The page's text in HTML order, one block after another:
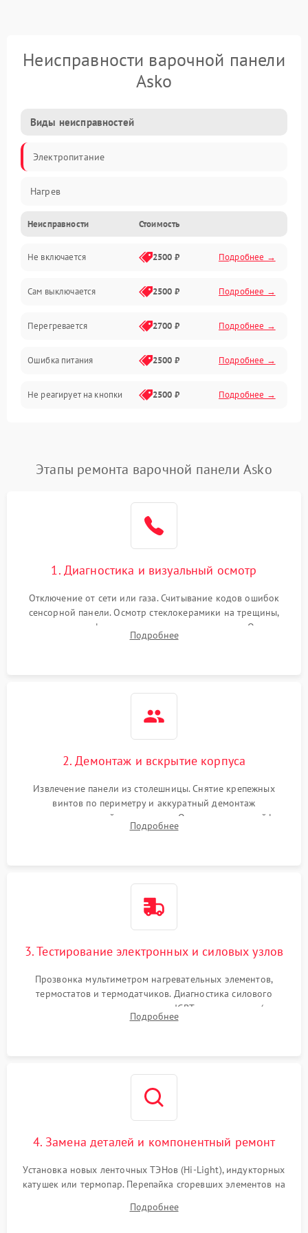
Неисправности варочной панели
Asko
Виды неисправностей
Электропитание
Нагрев
Неисправности Стоимость
Не включается 2500 ₽ Подробнее →
Сам выключается 2500 ₽ Подробнее →
Перегревается 2700 ₽ Подробнее →
Ошибка питания 2500 ₽ Подробнее →
Не реагирует на кнопки 2500 ₽ Подробнее →
Этапы ремонта варочной панели Asko
1. Диагностика и визуальный осмотр
Отключение от сети или газа. Считывание кодов ошибок
сенсорной панели. Осмотр стеклокерамики на трещины,
проверка конфорок на равномерность нагрева. Опрос
клиента о симптомах (не включается, не видит посуду,
Подробнее
2. Демонтаж и вскрытие корпуса
Извлечение панели из столешницы. Снятие крепежных
винтов по периметру и аккуратный демонтаж
стеклокерамической поверхности. Отсоединение шлейфов
сенсорного блока для доступа к силовым платам, катушкам
Подробнее
3. Тестирование электронных и силовых узлов
Прозвонка мультиметром нагревательных элементов,
термостатов и термодатчиков. Диагностика силового
модуля, реле, диодных мостов и IGBT-транзисторов (для
индукции). Проверка кранов и газ-контроля (для газовых
Подробнее
4. Замена деталей и компонентный ремонт
Установка новых ленточных ТЭНов (Hi-Light), индукторных
катушек или термопар. Перепайка сгоревших элементов на
дорожек. Очистка контактов и замена поврежденной
Подробнее